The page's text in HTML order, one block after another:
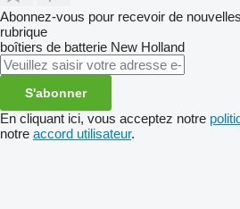
Abonnez-vous pour recevoir de
rubrique
boîtiers de batterie New Holland
S'abonner
En cliquant ici, vous acceptez notre
notre accord utilisateur.